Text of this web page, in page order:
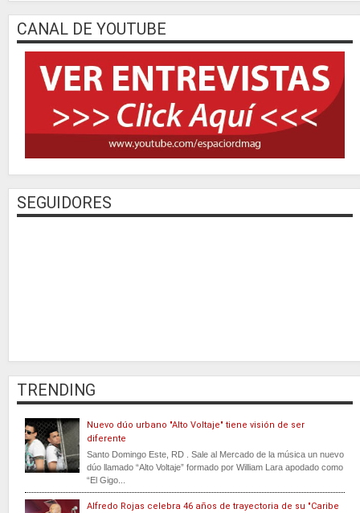
CANAL DE YOUTUBE
SEGUIDORES
TRENDING
Nuevo dúo urbano "Alto Voltaje" tiene visión de ser
diferente
Santo Domingo Este, RD . Sale al Mercado de la música un nuevo
dúo llamado “Alto Voltaje” formado por William Lara apodado como
“El Gigo...
Alfredo Rojas celebra 46 años de trayectoria de su "Caribe